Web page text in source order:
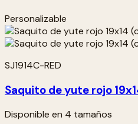
Personalizable
SJ1914C-RED
Saquito de yute rojo
Disponible en 4 tamaños